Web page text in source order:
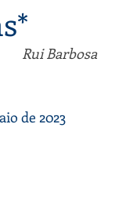
Rui Barbosa
de 2023